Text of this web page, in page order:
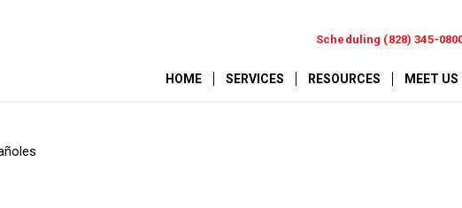
Scheduling (828) 345-
HOME SERVICES RESOURCES MEET US